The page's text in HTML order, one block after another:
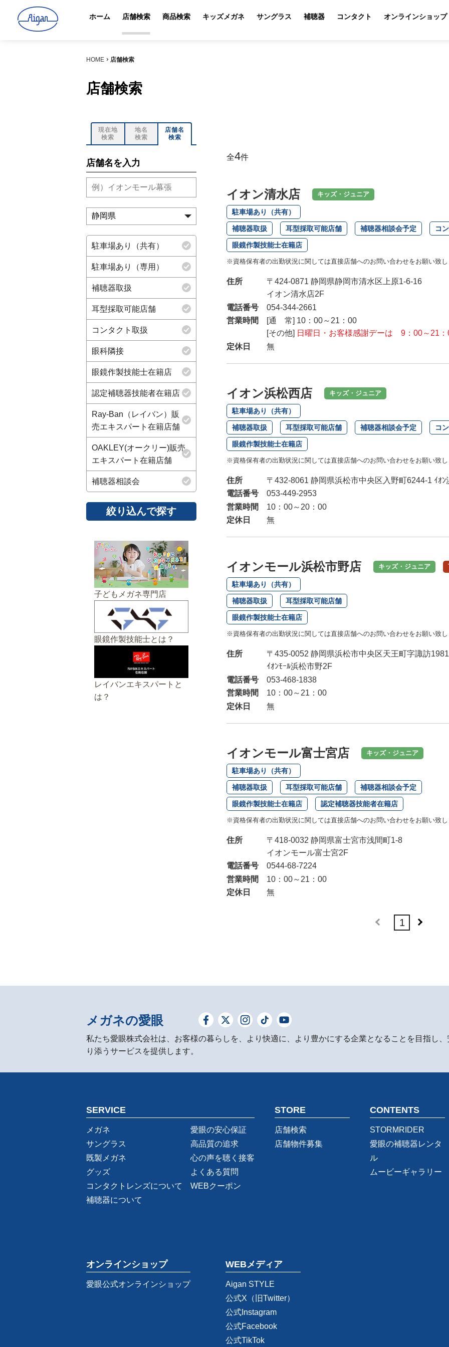
ホーム 店舗検索 商品検索 キッズメガネ サングラス 補聴器 コンタクト オンラインショップ
HOME 店舗検索
店舗検索
全4件
イオン清水店 キッズ・ジュニア
駐車場あり（共有）
補聴器取扱 耳型採取可能店舗 補聴器相談会予定 コ
眼鏡作製技能士在籍店
※資格保有者の出勤状況に関しては直接店舗へのお問い合わせをお願い致
住所
〒424-0871 静岡県静岡市清水区上原1-6-16
イオン清水店2F
電話番号
054-344-2661
営業時間
[通 常] 10：00～21：00
[その他] 日曜日・お客様感謝デーは 9：00～21：
定休日
無
イオン浜松西店 キッズ・ジュニア
駐車場あり（共有）
補聴器取扱 耳型採取可能店舗 補聴器相談会予定 コ
眼鏡作製技能士在籍店
※資格保有者の出勤状況に関しては直接店舗へのお問い合わせをお願い致
住所
〒432-8061 静岡県浜松市中央区入野町6244-1 ｲｵﾝ
電話番号
053-449-2953
営業時間
10：00～20：00
定休日
無
イオンモール浜松市野店 キッズ・ジュニア
駐車場あり（共有）
補聴器取扱 耳型採取可能店舗
眼鏡作製技能士在籍店
※資格保有者の出勤状況に関しては直接店舗へのお問い合わせをお願い致
住所
〒435-0052 静岡県浜松市中央区天王町字諏訪
ｲｵﾝﾓｰﾙ浜松市野2F
電話番号
053-468-1838
営業時間
10：00～21：00
定休日
無
イオンモール富士宮店 キッズ・ジュニア
駐車場あり（共有）
補聴器取扱 耳型採取可能店舗 補聴器相談会予定
眼鏡作製技能士在籍店 認定補聴器技能者在籍店
※資格保有者の出勤状況に関しては直接店舗へのお問い合わせをお願い致
住所
〒418-0032 静岡県富士宮市浅間町1-8
イオンモール富士宮2F
電話番号
0544-68-7224
営業時間
10：00～21：00
定休日
無
1
現在地
検索
地名
検索
店舗名
検索
店舗名を入力
駐車場あり（共有）
駐車場あり（専用）
補聴器取扱
耳型採取可能店舗
コンタクト取扱
眼科隣接
眼鏡作製技能士在籍店
認定補聴器技能者在籍店
Ray-Ban（レイバン）販
売エキスパート在籍店舗
OAKLEY(オークリー)販売
エキスパート在籍店舗
補聴器相談会
子どもメガネ専門店
眼鏡作製技能士とは？
レイバンエキスパートと
は？
メガネの愛眼
私たち愛眼株式会社は、お客様の暮らしを、より快適に、より豊かにする企業となることを目指し
り添うサービスを提供します。
SERVICE
メガネ
サングラス
既製メガネ
グッズ
コンタクトレンズについて
補聴器について
愛眼の安心保証
高品質の追求
心の声を聴く接客
よくある質問
WEBクーポン
STORE
店舗検索
店舗物件募集
CONTENTS
STORMRIDER
愛眼の補聴器レンタ
ル
ムービーギャラリー
オンラインショップ
愛眼公式オンラインショップ
WEBメディア
Aigan STYLE
公式X（旧Twitter）
公式Instagram
公式Facebook
公式TikTok